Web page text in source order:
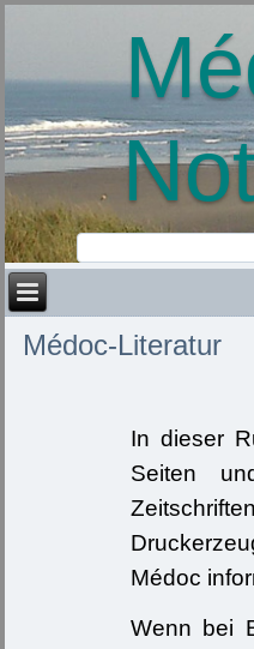
Médoc-Literatur
In dieser
Seiten
Médoc
Wenn bei